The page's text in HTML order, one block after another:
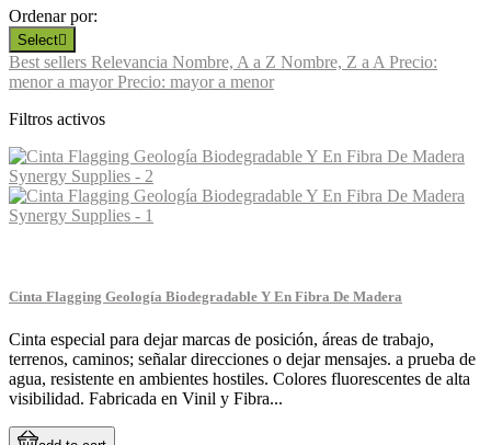
Ordenar por:
Select
Best sellers Relevancia Nombre, A a Z Nombre, Z a APrecio:
menor a mayor Precio: mayor a menor
Filtros activos
Cinta Flagging Geología Biodegradable Y En Fibra De Madera
Cinta especial para dejar marcas de posición, áreas de trabajo,
terrenos, caminos; señalar direcciones o dejar mensajes. a prueba de
agua, resistente en ambientes hostiles. Colores fluorescentes de alta
visibilidad. Fabricada en Vinil y Fibra...